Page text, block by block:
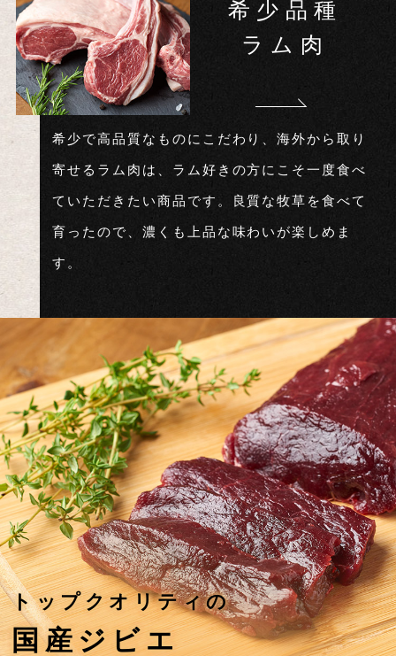
希少品種
ラム肉
希少で高品質なものにこだわり、海外から取り
寄せるラム肉は、ラム好きの方にこそ一度食べ
ていただきたい商品です。良質な牧草を食べて
育ったので、濃くも上品な味わいが楽しめま
す。
トップクオリティの
国産ジビエ